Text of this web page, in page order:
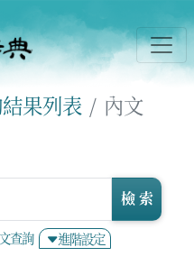
果列表 內文
查詢 進階設定
檢 索